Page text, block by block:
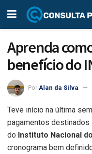
Aprenda
benefício do
Por Alan da Silva
Teve início na última
pagamentos
do Instituto Nacional
cronograma bem